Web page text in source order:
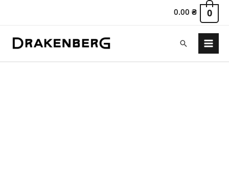
0.00₴ 0
Пошук
Main